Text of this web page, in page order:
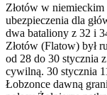
Złotów w niemieckim
ubezpieczenia dla
dwa bataliony z 32 i
Złotów (Flatow) był
od 28 do 30 stycznia
cywilną. 30 stycznia
Łobzonce dawną